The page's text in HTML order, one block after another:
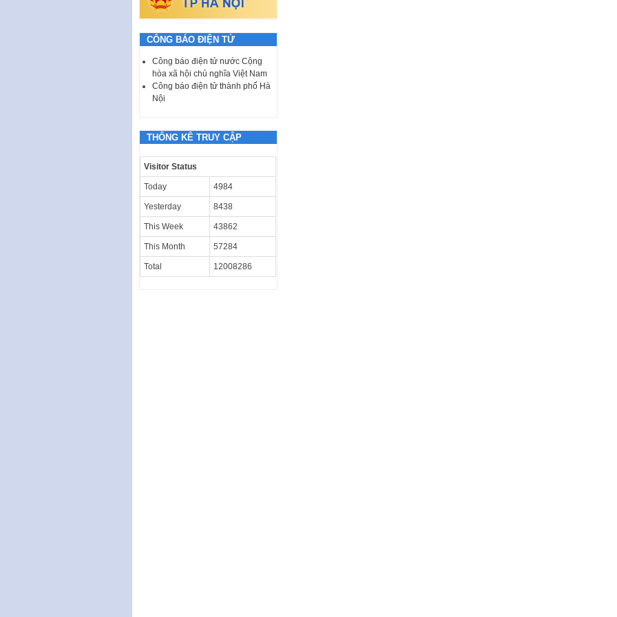
CÔNG BÁO ĐIỆN TỬ
Công báo điện tử nước Cộng
hòa xã hội chủ nghĩa Việt Nam
Công báo điện tử thành phố Hà
Nội
THỐNG KÊ TRUY CẬP
Visitor Status
Today 4984
Yesterday 8438
This Week 43862
This Month 57284
Total 12008286